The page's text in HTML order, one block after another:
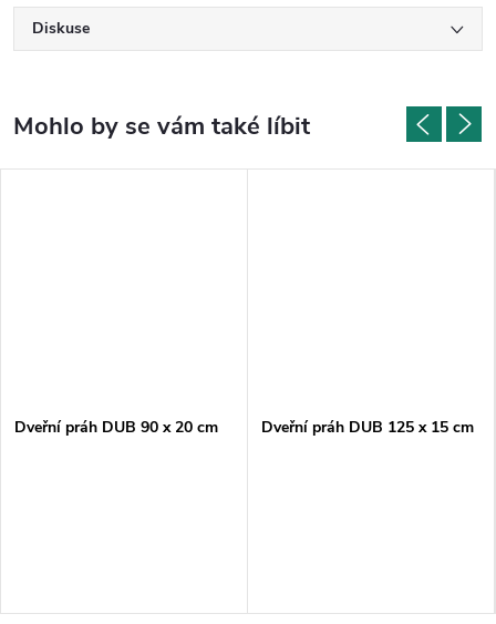
Diskuse
Dveřní práh DUB 90 x 20 cm Dveřní práh DUB 125 x 15 cm